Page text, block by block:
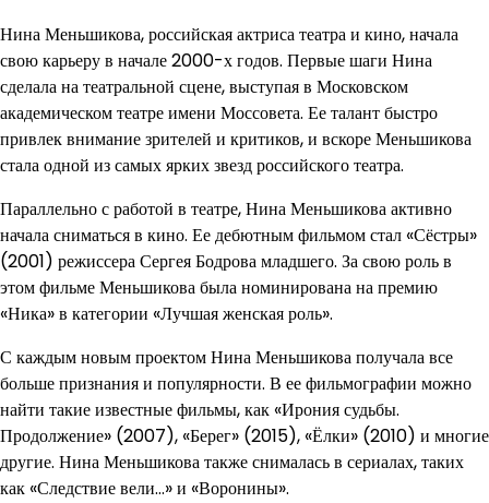
Нина Меньшикова, российская актриса театра и кино, начала
свою карьеру в начале 2000-х годов. Первые шаги Нина
сделала на театральной сцене, выступая в Московском
академическом театре имени Моссовета. Ее талант быстро
привлек внимание зрителей и критиков, и вскоре Меньшикова
стала одной из самых ярких звезд российского театра.
Параллельно с работой в театре, Нина Меньшикова активно
начала сниматься в кино. Ее дебютным фильмом стал «Сёстры»
(2001) режиссера Сергея Бодрова младшего. За свою роль в
этом фильме Меньшикова была номинирована на премию
«Ника» в категории «Лучшая женская роль».
С каждым новым проектом Нина Меньшикова получала все
больше признания и популярности. В ее фильмографии можно
найти такие известные фильмы, как «Ирония судьбы.
Продолжение» (2007), «Берег» (2015), «Ёлки» (2010) и многие
другие. Нина Меньшикова также снималась в сериалах, таких
как «Следствие вели…» и «Воронины».